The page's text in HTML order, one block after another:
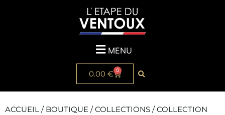
MENU
0.00 € 0
ACCUEIL / BOUTIQUE /COLLECTIONS /COLLECTION